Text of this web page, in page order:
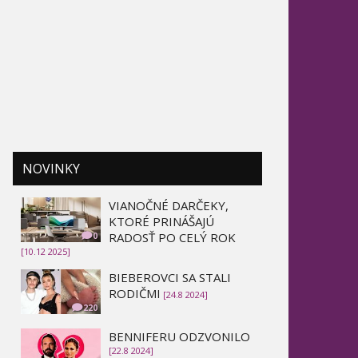
NOVINKY
0
VIANOČNÉ DARČEKY,
KTORÉ PRINÁŠAJÚ
RADOSŤ PO CELÝ ROK
[10.12 2025]
220
BIEBEROVCI SA STALI
RODIČMI [24.8 2024]
BENNIFERU ODZVONILO
[22.8 2024]